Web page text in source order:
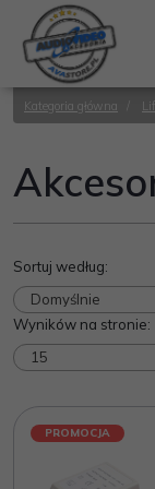
Kategoria główna
Sortuj według:
Wyników na stronie:
PROMOCJA